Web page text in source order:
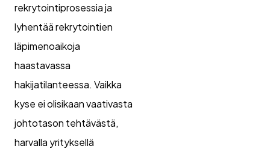
rekrytointiprosessia ja
lyhentää rekrytointien
läpimenoaikoja
haastavassa
hakijatilanteessa. Vaikka
kyse ei olisikaan vaativasta
johtotason tehtävästä,
harvalla yrityksellä